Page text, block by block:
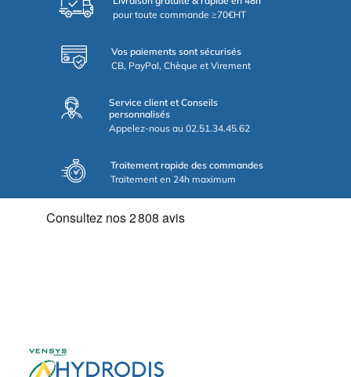
pour toute commande ≥70€HT
Vos paiements sont sécurisés
CB, PayPal, Chèque et Virement
Service client et Conseils
personnalisés
Appelez-nous au 02.51.34.45.62
Traitement rapide des commandes
Traitement en 24h maximum